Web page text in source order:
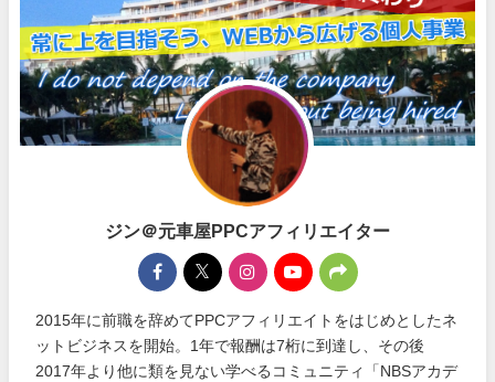
ジン＠元車屋PPCアフィリエイター
2015年に前職を辞めてPPCアフィリエイトをはじめとしたネ
ットビジネスを開始。1年で報酬は7桁に到達し、その後
2017年より他に類を見ない学べるコミュニティ「NBSアカデ